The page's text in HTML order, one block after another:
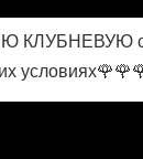
КЛУБНЕВУЮ